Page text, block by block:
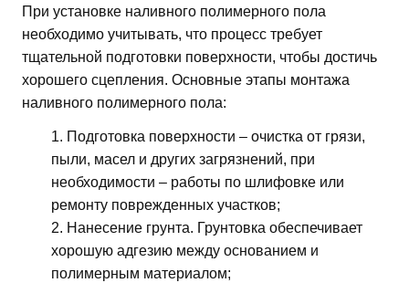
При установке наливного полимерного пола
необходимо учитывать, что процесс требует
тщательной подготовки поверхности, чтобы достичь
хорошего сцепления. Основные этапы монтажа
наливного полимерного пола:
Подготовка поверхности – очистка от грязи,
пыли, масел и других загрязнений, при
необходимости – работы по шлифовке или
ремонту поврежденных участков;
Нанесение грунта. Грунтовка обеспечивает
хорошую адгезию между основанием и
полимерным материалом;